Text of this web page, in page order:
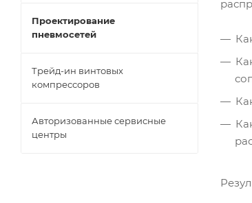
Проектирование
пневмосетей
Трейд-ин винтовых
компрессоров
Авторизованные сервисные
центры